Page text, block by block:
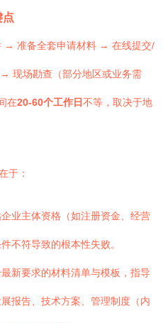
点
→ 准备全套申请材料 → 在线提交/
现场勘查（部分地区或业务需
在20-60个工作日不等，取决于地
于：
企业主体资格（如注册资金、经营
不符导致的根本性失败。
最新要求的材料清单与模板，指导
报告、技术方案、管理制度（内